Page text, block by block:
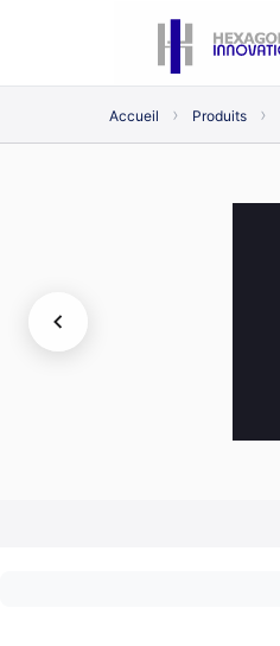
Accueil › Produits ›